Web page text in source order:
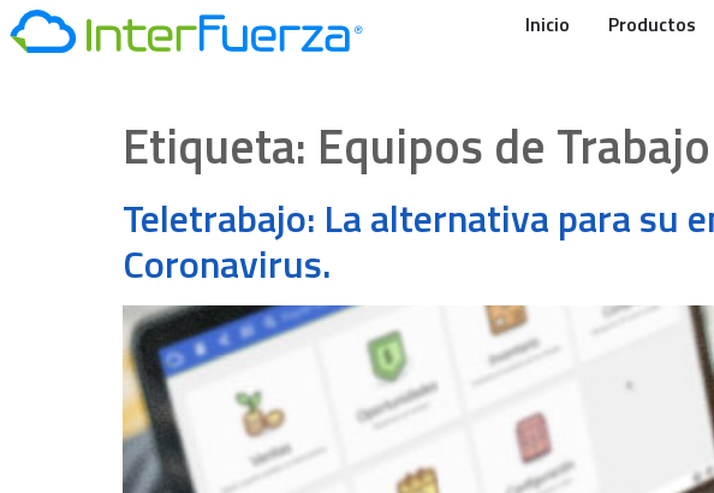
Inicio Productos
Etiqueta: Equipos de Trabajo
Teletrabajo: La alternativa para su
Coronavirus.